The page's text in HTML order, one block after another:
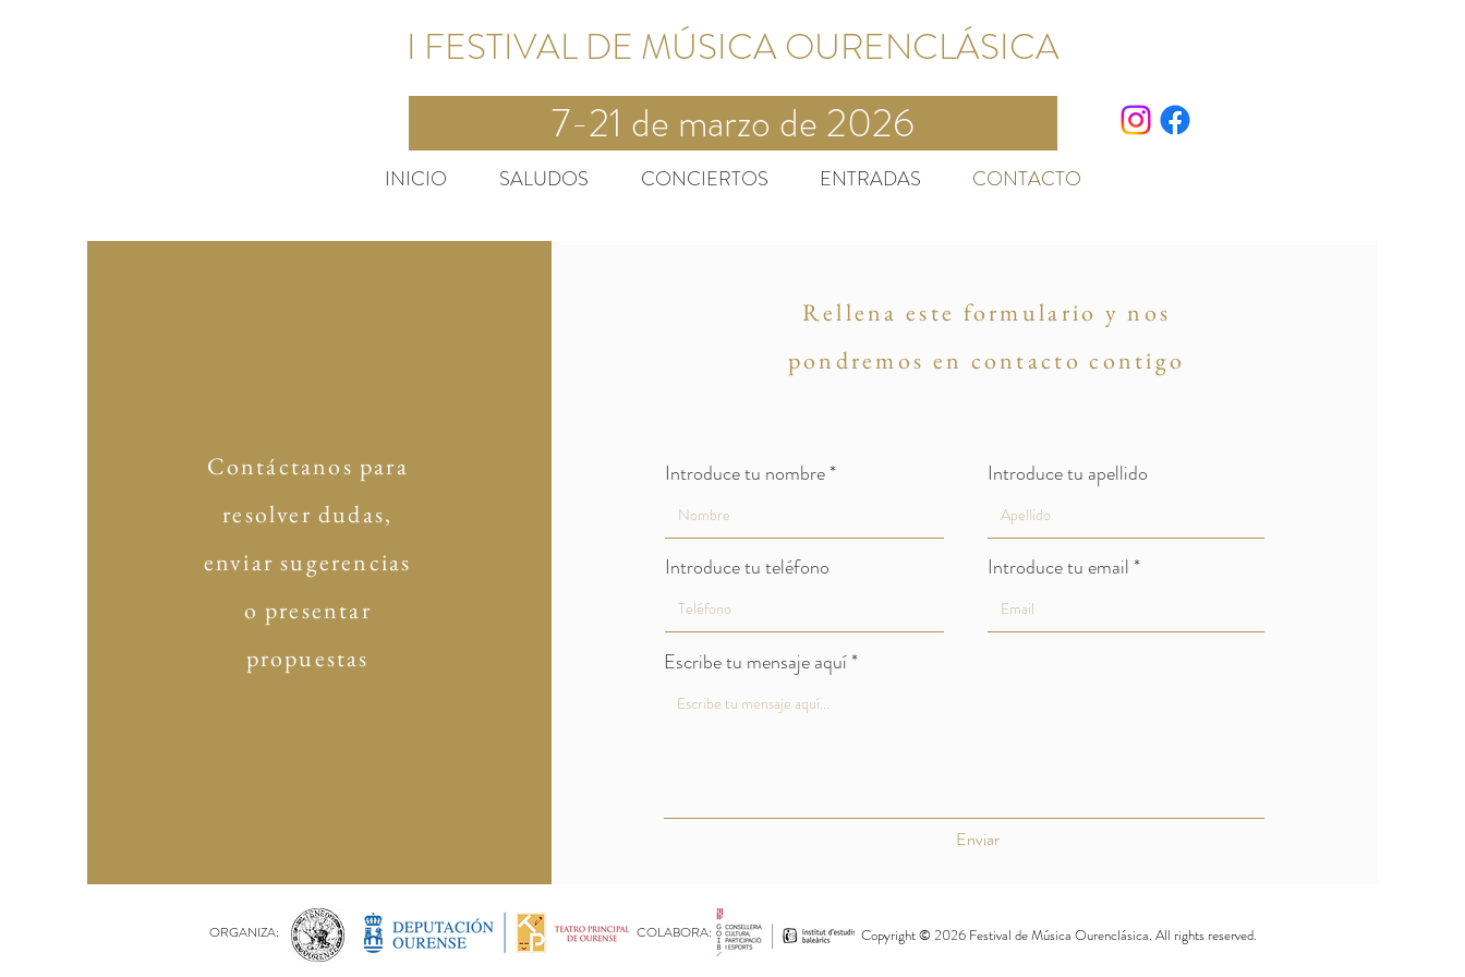
I FESTIVAL DE MÚSICA OURENCLÁSICA
INICIO SALUDOS CONCIERTOS ENTRADAS CONTACTO
7-21 de marzo de 2026
Contáctanos para
resolver dudas,
enviar sugerencias
o presentar
propuestas
Introduce tu nombre
Introduce tu teléfono
Introduce tu apellido
Introduce tu email
Escribe tu mensaje aquí
Enviar
Rellena este formulario y nos
pondremos en contacto contigo
ORGANIZA: COLABORA: Copyright © 2026 Festival de Música Ourenclásica. All rights reserved.